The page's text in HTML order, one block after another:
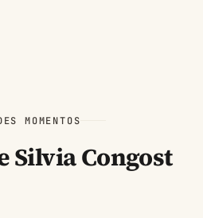
MOMENTOS
Silvia Congost